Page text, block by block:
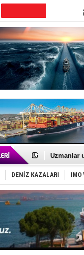
Füze ve
Uzmanlar
Gemi
Makine
Dron
'REGAL 1'
Gemide 5
Yakıt
Rus
Tatil
Rusya,
DENİZ KAZALARI IMO